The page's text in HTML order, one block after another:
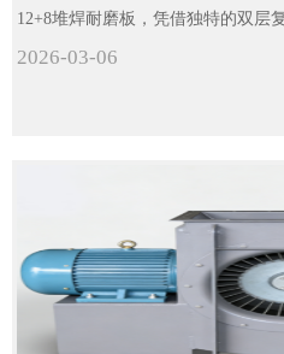
12+8堆焊耐磨板，凭借独特的双层
落煤斗防护的优选材料，能有效抵
2026-03-06